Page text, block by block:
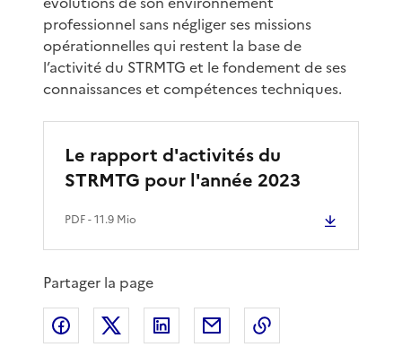
professionnel sans négliger ses missions
opérationnelles qui restent la base de
l’activité du STRMTG et le fondement de ses
connaissances et compétences techniques.
Le rapport d'activités du
STRMTG pour l'année 2023
PDF- 11.9 Mio
Partager la page
Partager sur Facebook
Partager sur XPartager sur LinkedIn
Partager par email